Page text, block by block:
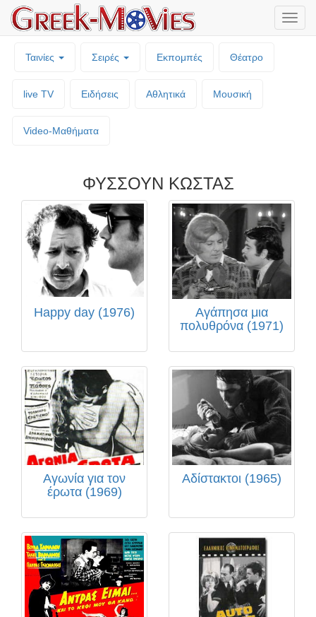
Ταινίες Σειρές Εκπομπές Θέατρο
live TV Ειδήσεις Αθλητικά Μουσική
Video-Mαθήματα
ΦΥΣΣΟΥΝ ΚΩΣΤΑΣ
Happy day (1976)
Αγάπησα μια
πολυθρόνα (1971)
Αγωνία για τον
έρωτα (1969)
Αδίστακτοι (1965)